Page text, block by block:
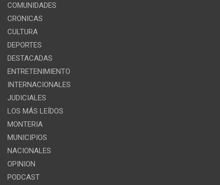
COMUNIDADES
CRONICAS
CULTURA
DEPORTES
DESTACADAS
ENTRETENIMIENTO
INTERNACIONALES
JUDICIALES
LOS MÁS LEÍDOS
MONTERIA
MUNICIPIOS
NACIONALES
OPINION
PODCAST